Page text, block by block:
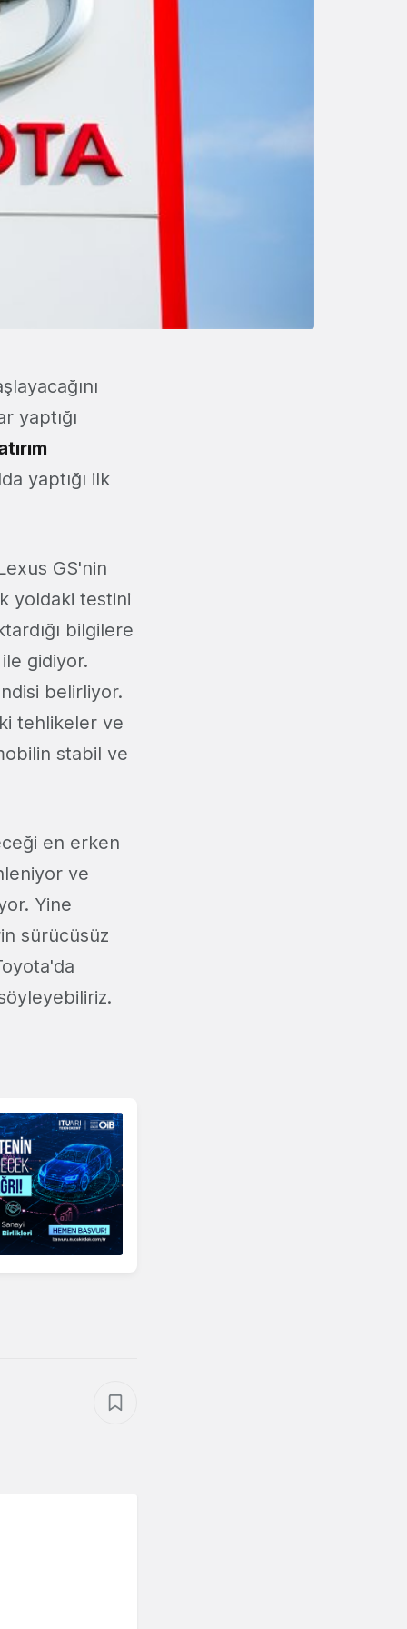
yaptığı
yaptığı ilk
GS'nin
yoldaki testini
bilgilere
gidiyor.
belirliyor.
tehlikeler ve
stabil ve
en erken
ve
Yine
sürücüsüz